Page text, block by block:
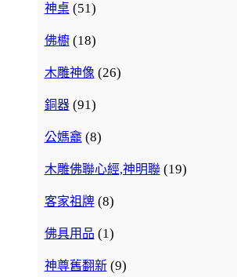
神桌 (51)
佛櫥 (18)
木雕神像 (26)
銅器 (91)
公媽龕 (8)
木雕佛聯心經,神明聯 (19)
客家祖牌 (8)
佛具用品 (1)
神尊舊翻新 (9)